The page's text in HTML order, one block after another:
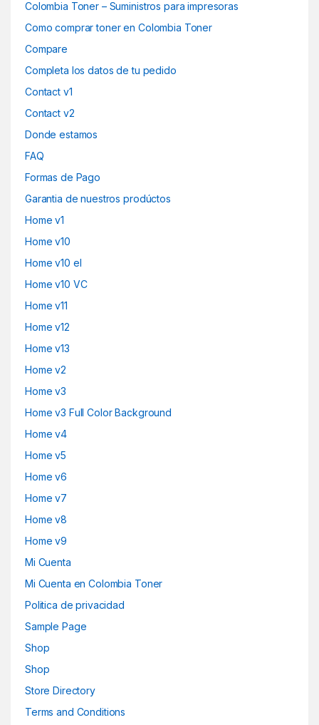
Colombia Toner – Suministros para impresoras
Como comprar toner en Colombia Toner
Compare
Completa los datos de tu pedido
Contact v1
Contact v2
Donde estamos
FAQ
Formas de Pago
Garantia de nuestros prodúctos
Home v1
Home v10
Home v10 el
Home v10 VC
Home v11
Home v12
Home v13
Home v2
Home v3
Home v3 Full Color Background
Home v4
Home v5
Home v6
Home v7
Home v8
Home v9
Mi Cuenta
Mi Cuenta en Colombia Toner
Politica de privacidad
Sample Page
Shop
Shop
Store Directory
Terms and Conditions